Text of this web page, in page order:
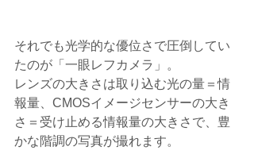
それでも光学的な優位さで圧倒してい
たのが「一眼レフカメラ」。
レンズの大きさは取り込む光の量＝情
報量、CMOSイメージセンサーの大き
さ＝受け止める情報量の大きさで、豊
かな階調の写真が撮れます。